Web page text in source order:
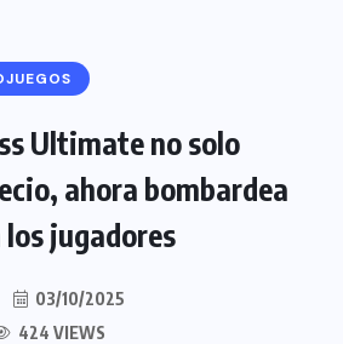
Ultimate no solo
ahora bombardea
jugadores
03/10/2025
424 VIEWS